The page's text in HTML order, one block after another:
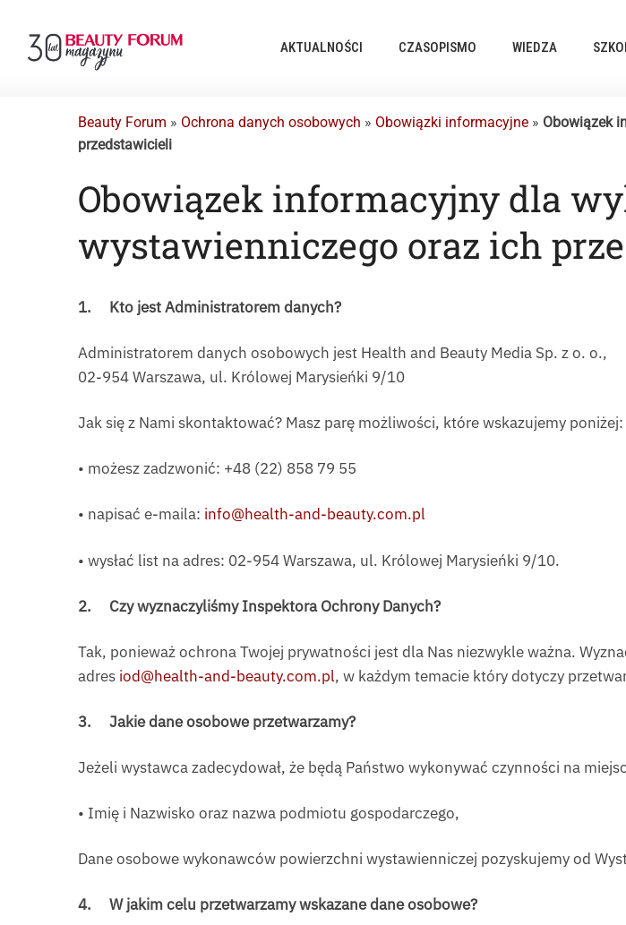
AKTUALNOŚCI CZASOPISMO WIEDZA
Beauty Forum » Ochrona danych osobowych » Obowiązki informacyjne » Obowiązek
przedstawicieli
Obowiązek informacyjny dla
wystawienniczego oraz ich
1. Kto jest Administratorem danych?
Administratorem danych osobowych jest Health and Beauty Media Sp. z o. o.,
02-954 Warszawa, ul. Królowej Marysieńki 9/10
Jak się z Nami skontaktować? Masz parę możliwości, które wskazujemy poniżej:
• możesz zadzwonić: +48 (22) 858 79 55
• napisać e-maila: info@health-and-beauty.com.pl
• wysłać list na adres: 02-954 Warszawa, ul. Królowej Marysieńki 9/10.
2. Czy wyznaczyliśmy Inspektora Ochrony Danych?
Tak, ponieważ ochrona Twojej prywatności jest dla Nas niezwykle ważna.
adres iod@health-and-beauty.com.pl, w każdym temacie który dotyczy
3. Jakie dane osobowe przetwarzamy?
Jeżeli wystawca zadecydował, że będą Państwo wykonywać czynności na
• Imię i Nazwisko oraz nazwa podmiotu gospodarczego,
Dane osobowe wykonawców powierzchni wystawienniczej pozyskujemy od
4. W jakim celu przetwarzamy wskazane dane osobowe?